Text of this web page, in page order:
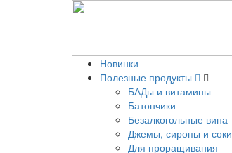
Новинки
Полезные продукты
БАДы и витамины
Батончики
Безалкогольные вина
Джемы, сиропы и соки
Для проращивания